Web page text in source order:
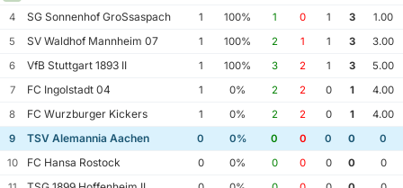
4
SG Sonnenhof GroSsaspach 1 100% 1 0 1 3
1.00
5
SV Waldhof Mannheim 07 1 100% 2 1 1 3
3.00
6
VfB Stuttgart 1893 II 1 100% 3 2 1 3
5.00
7
FC Ingolstadt 04 1 0% 2 2 0 1
4.00
8
FC Wurzburger Kickers 1 0% 2 2 0 1
4.00
9
TSV Alemannia Aachen 0 0% 0 0 0 0
0
10
FC Hansa Rostock 0 0% 0 0 0 0
0